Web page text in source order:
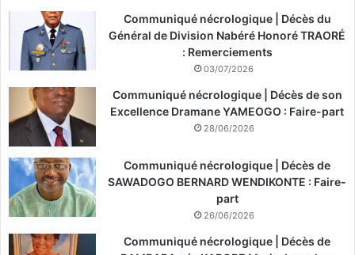
Communiqué nécrologique | Décès du
Général de Division Nabéré Honoré TRAORÉ
: Remerciements
03/07/2026
Communiqué nécrologique | Décès de son
Excellence Dramane YAMEOGO : Faire-part
28/06/2026
Communiqué nécrologique | Décès de
SAWADOGO BERNARD WENDIKONTE : Faire-
part
26/06/2026
Communiqué nécrologique | Décès de